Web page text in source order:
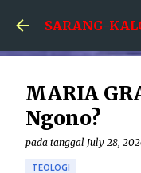
SARANG-
MARIA
Ngono?
pada tanggal July 28,
TEOLOGI